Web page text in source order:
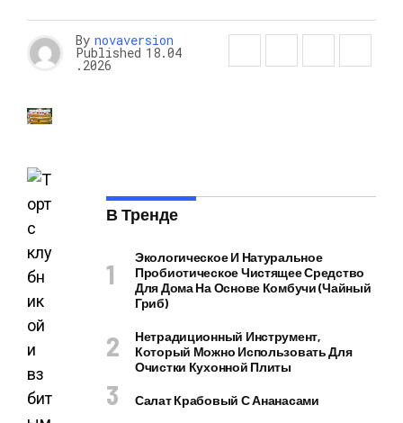
By novaversion
Published 18.04
.2026
В Тренде
Экологическое И Натуральное
Пробиотическое Чистящее Средство
Для Дома На Основе Комбучи (чайный
Гриб)
Нетрадиционный Инструмент,
Который Можно Использовать Для
Очистки Кухонной Плиты
Салат Крабовый С Ананасами